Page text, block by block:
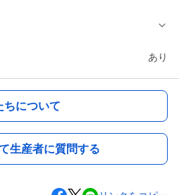
あり
ちについて
生産者に質問する